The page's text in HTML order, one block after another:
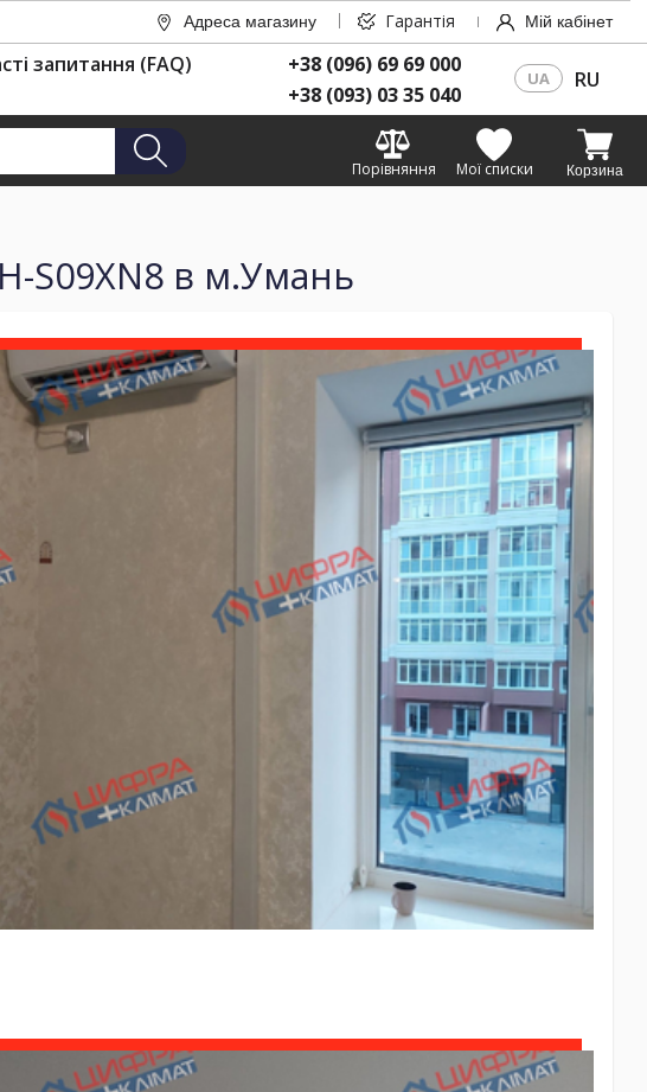
Адреса магазину Гарантія Мій кабінет
запитання (FAQ)
+38 (096) 69 69 000
+38 (093) 03 35 040
UA RU
Порівняння Мої списки Корзина
S09XN8 в м.Умань